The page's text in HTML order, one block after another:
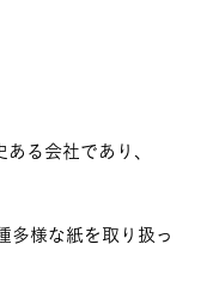
る会社であり、
多様な紙を取り扱っ